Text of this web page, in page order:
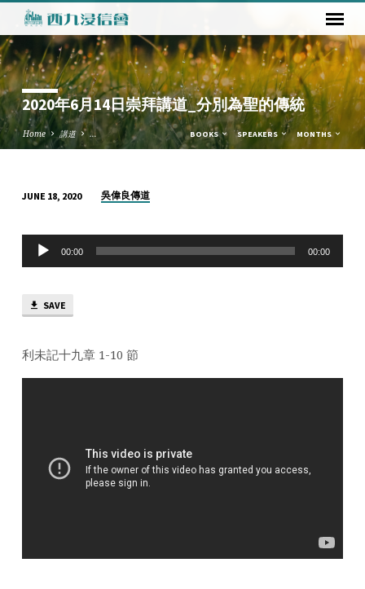
2020年6月14日崇拜講道_分別為聖的傳統
Home 講道 … BOOKS SPEAKERS MONTHS
年
月
日
拜
JUNE 18, 2020 吳偉良傳道
Audio
Player
00:00 00:00
SAVE
利未記十九章 1-10 節